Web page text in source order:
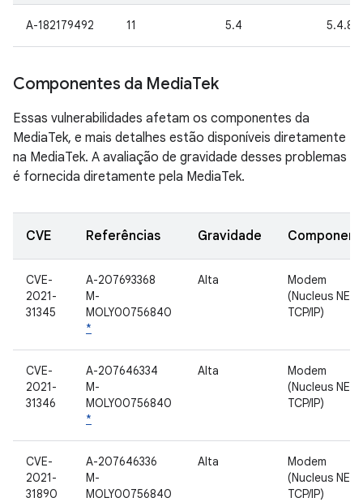
A-182179492 11 5.4 5.4.86
Componentes da MediaTek
Essas vulnerabilidades afetam os componentes da
MediaTek, e mais detalhes estão disponíveis diretamente
na MediaTek. A avaliação de gravidade desses problemas
é fornecida diretamente pela MediaTek.
CVE Referências Gravidade
CVE-
2021-
31345
A-207693368
M-
MOLY00756840
*
Alta
Modem
(Nucleus NET
TCP/IP)
CVE-
2021-
31346
A-207646334
M-
MOLY00756840
*
Alta
Modem
(Nucleus NET
TCP/IP)
CVE-
2021-
31890
A-207646336
M-
MOLY00756840
Alta
Modem
(Nucleus NET
TCP/IP)